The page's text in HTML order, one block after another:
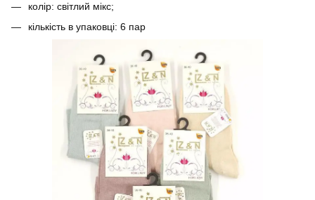
колір: світлий мікс;
кількість в упаковці: 6 пар